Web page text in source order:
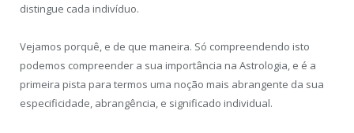
distingue cada indivíduo.
Vejamos porquê, e de que maneira. Só compreendendo isto
podemos compreender a sua importância na Astrologia, e é a
primeira pista para termos uma noção mais abrangente da sua
especificidade, abrangência, e significado individual.